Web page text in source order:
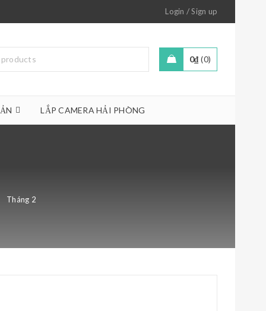
Login /Sign up
0₫ 0
LẮP CAMERA HẢI PHÒNG
Tháng 2